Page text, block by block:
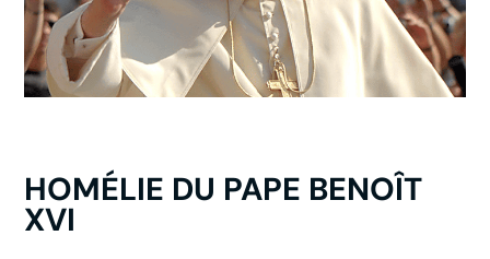
HOMÉLIE DU PAPE BENOÎT
XVI